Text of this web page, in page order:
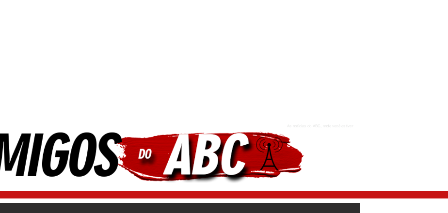
As notícias do ABC, onde você estiver